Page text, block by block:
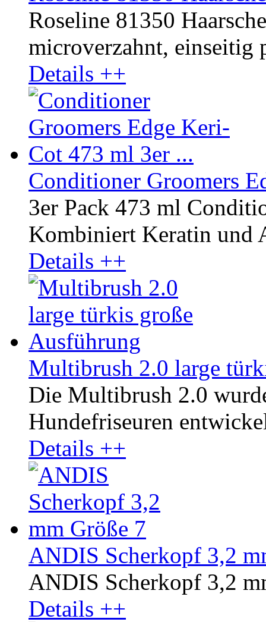
Roseline 81350
microverzahnt, einseitig
Details ++
Conditioner Groomers
3er Pack 473 ml
Kombiniert Keratin und
Details ++
Multibrush 2.0 large
Die Multibrush 2.0
Hundefriseuren
Details ++
ANDIS Scherkopf 3,2
ANDIS Scherkopf 3,2
Details ++